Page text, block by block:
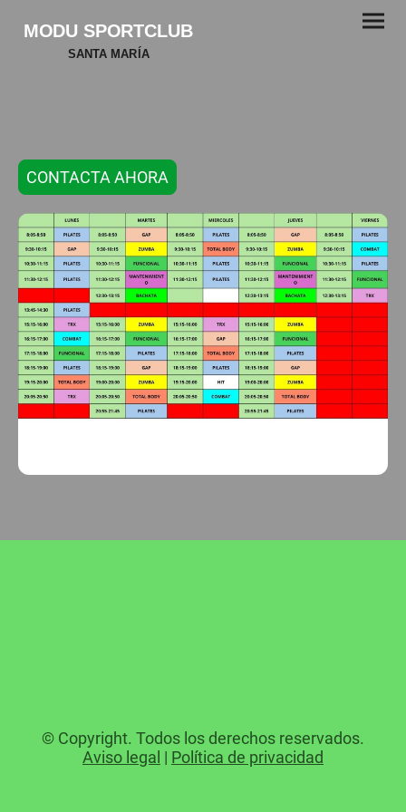
MODU SPORTCLUB
SANTA MARÍA
CONTACTA AHORA
© Copyright. Todos los derechos reservados.
Aviso legal | Política de privacidad